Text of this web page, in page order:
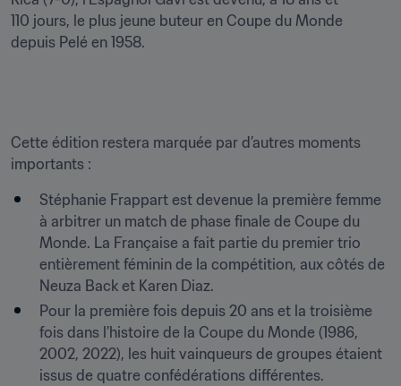
110 jours, le plus jeune buteur en Coupe du Monde
depuis Pelé en 1958.
Cette édition restera marquée par d’autres moments
importants :
Stéphanie Frappart est devenue la première femme
à arbitrer un match de phase finale de Coupe du
Monde. La Française a fait partie du premier trio
entièrement féminin de la compétition, aux côtés de
Neuza Back et Karen Diaz.
Pour la première fois depuis 20 ans et la troisième
fois dans l’histoire de la Coupe du Monde (1986,
2002, 2022), les huit vainqueurs de groupes étaient
issus de quatre confédérations différentes.